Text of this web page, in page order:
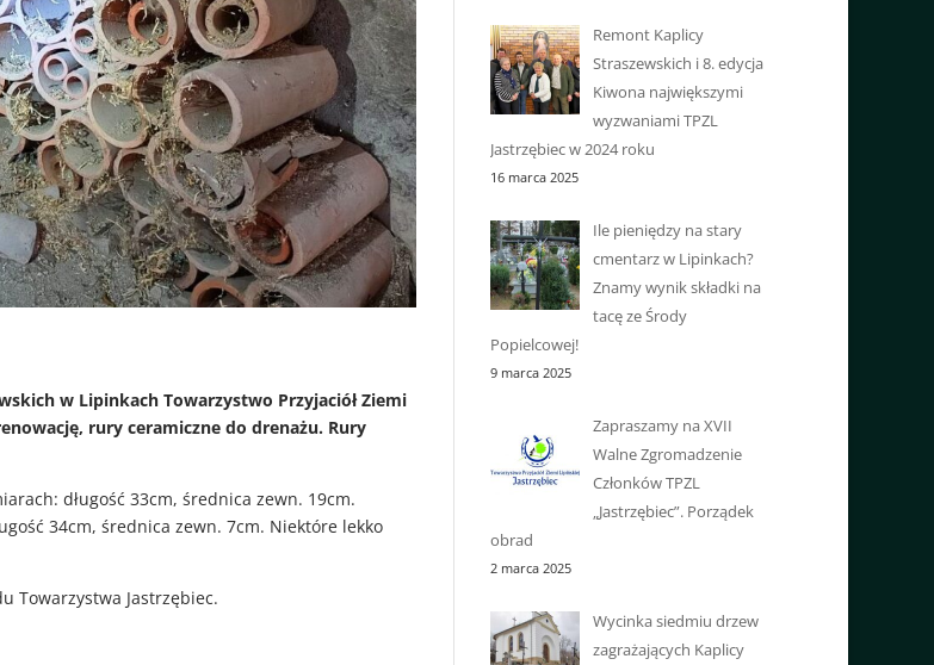
w Lipinkach Towarzystwo Przyjaciół Ziemi
rury ceramiczne do drenażu. Rury
długość 33cm, średnica zewn. 19cm.
34cm, średnica zewn. 7cm. Niektóre lekko
Towarzystwa Jastrzębiec.
Remont Kaplicy
Straszewskich i 8. edycja
Kiwona największymi
wyzwaniami TPZL
Jastrzębiec w 2024 roku
16 marca 2025
Ile pieniędzy na stary
cmentarz w Lipinkach?
Znamy wynik składki na
tacę ze Środy
Popielcowej!
9 marca 2025
Zapraszamy na XVII
Walne Zgromadzenie
Członków TPZL
„Jastrzębiec”. Porządek
obrad
2 marca 2025
Wycinka siedmiu drzew
zagrażających Kaplicy